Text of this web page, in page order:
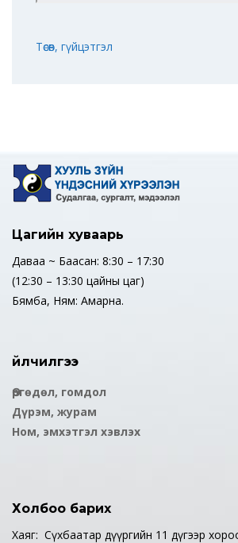
Төсөв, гүйцэтгэл
Цагийн хуваарь
Даваа ~ Баасан: 8:30 – 17:30
(12:30 – 13:30 цайны цаг)
Бямба, Ням: Амарна.
Үйлчилгээ
Өргөдөл, гомдол
Дүрэм, журам
Ном, эмхэтгэл хэвлэх
Холбоо барих
Хаяг: Сүхбаатар дүүргийн 11 дүгээр